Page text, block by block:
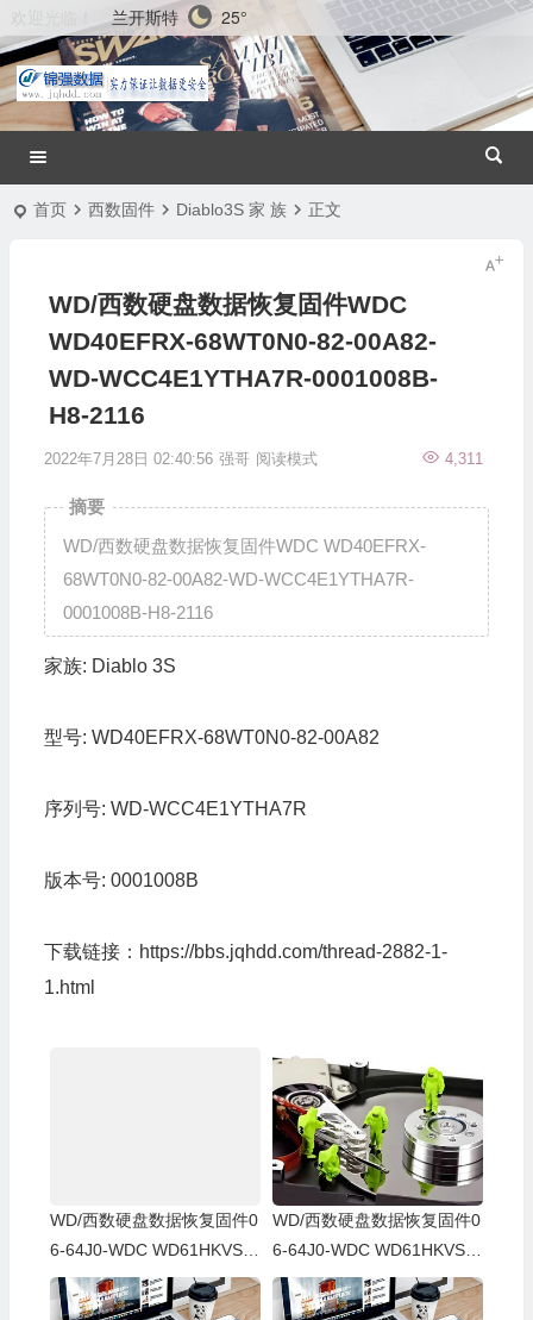
兰开斯特 25°
首页 西数固件 Diablo3S 家 族 正文
WD/西数硬盘数据恢复固件WDC
WD40EFRX-68WT0N0-82-00A82-
WD-WCC4E1YTHA7R-0001008B-
H8-2116
2022年7月28日 02:40:56 强哥 4,311
阅读模式
摘要
WD/西数硬盘数据恢复固件WDC WD40EFRX-
68WT0N0-82-00A82-WD-WCC4E1YTHA7R-
0001008B-H8-2116
家族: Diablo 3S
型号: WD40EFRX-68WT0N0-82-00A82
序列号: WD-WCC4E1YTHA7R
版本号: 0001008B
下载链接： https://bbs.jqhdd.com/thread-2882-1-
1.html
WD/西数硬盘数据恢复固件0
6-64J0-WDC WD61HKVS-7
8AUSY0-80-00A80-WD-WX
52D71DH04K-00060064-27
WD/西数硬盘数据恢复固件0
6-64J0-WDC WD61HKVS-7
8AUSY0-80-00A80-WD-WX
22D2143CAS-00060064-27